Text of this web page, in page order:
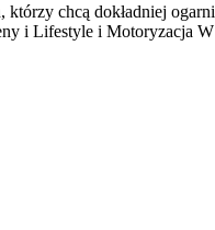
chcą dokładniej
i Lifestyle i Motoryzacja